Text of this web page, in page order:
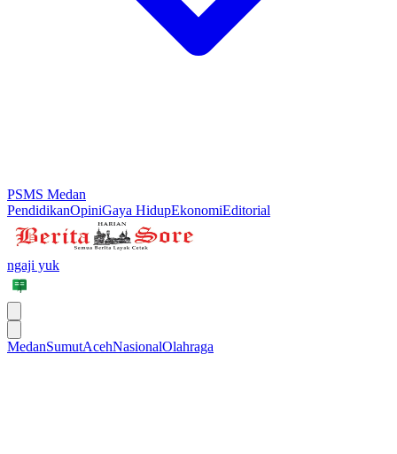
PSMS Medan
PendidikanOpiniGaya HidupEkonomiEditorial
ngaji yuk
MedanSumutAcehNasionalOlahraga